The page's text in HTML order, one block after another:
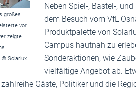
großes
vor
zeigte
© Solarlux
Neben Spiel-, Bastel-,
dem Besuch vom VfL
Produktpalette von
Campus hautnah zu
Sonderaktionen, wie
vielfältige Angebot ab.
Gäste, Politiker und die